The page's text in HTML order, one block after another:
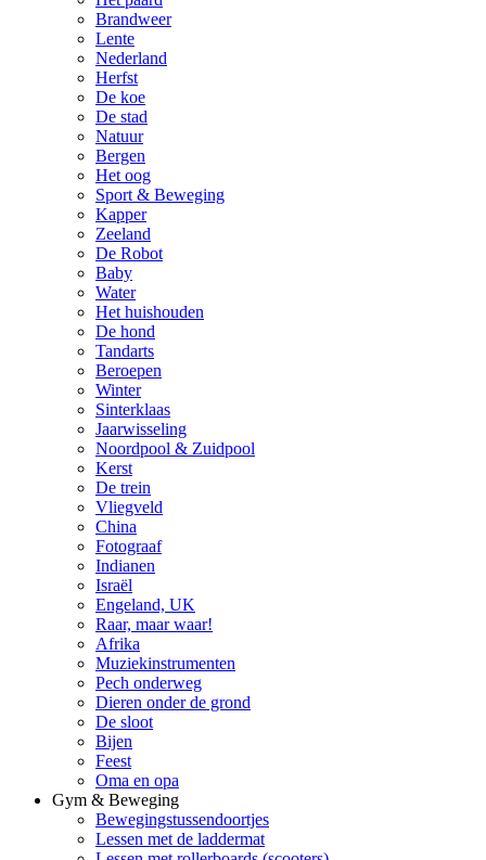
Brandweer
Lente
Nederland
Herfst
De koe
De stad
Natuur
Bergen
Het oog
Sport & Beweging
Kapper
Zeeland
De Robot
Baby
Water
Het huishouden
De hond
Tandarts
Beroepen
Winter
Sinterklaas
Jaarwisseling
Noordpool & Zuidpool
Kerst
De trein
Vliegveld
China
Fotograaf
Indianen
Israël
Engeland, UK
Raar, maar waar!
Afrika
Muziekinstrumenten
Pech onderweg
Dieren onder de grond
De sloot
Bijen
Feest
Oma en opa
Gym & Beweging
Bewegingstussendoortjes
Lessen met de laddermat